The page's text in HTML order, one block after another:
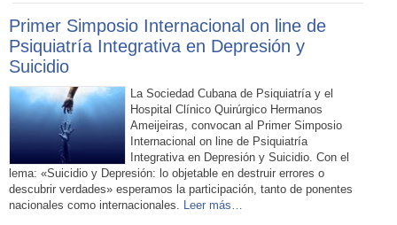
Primer Simposio Internacional on line de
Psiquiatría Integrativa en Depresión y
Suicidio
La Sociedad Cubana de Psiquiatría y el
Hospital Clínico Quirúrgico Hermanos
Ameijeiras, convocan al Primer Simposio
Internacional on line de Psiquiatría
Integrativa en Depresión y Suicidio. Con el
lema: «Suicidio y Depresión: lo objetable en destruir errores o
descubrir verdades» esperamos la participación, tanto de ponentes
nacionales como internacionales. Leer más…